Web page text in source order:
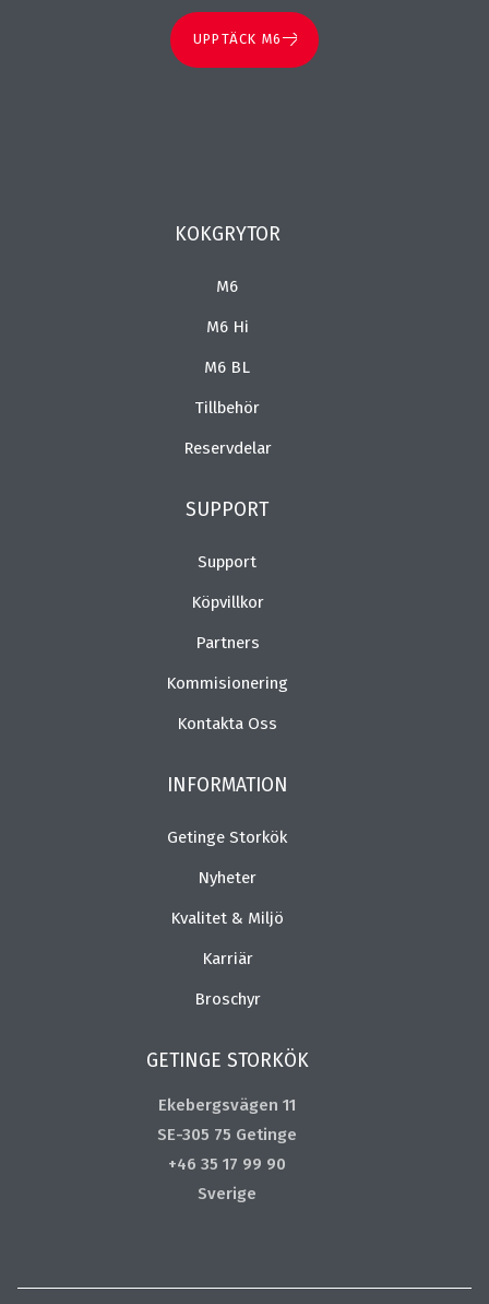
UPPTÄCK M6
KOKGRYTOR
M6
M6 Hi
M6 BL
Tillbehör
Reservdelar
SUPPORT
Support
Köpvillkor
Partners
Kommisionering
Kontakta Oss
INFORMATION
Getinge Storkök
Nyheter
Kvalitet & Miljö
Karriär
Broschyr
GETINGE STORKÖK
Ekebergsvägen 11
SE-305 75 Getinge
+46 35 17 99 90
Sverige